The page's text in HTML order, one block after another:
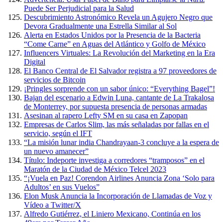
Puede Ser Perjudicial para la Salud
Descubrimiento Astronómico Revela un Agujero Negro que
Devora Gradualmente una Estrella Similar al Sol
Alerta en Estados Unidos por la Presencia de la Bacteria
“Come Carne” en Aguas del Atlántico y Golfo de México
Influencers Virtuales: La Revolución del Marketing en la Era
Digital
El Banco Central de El Salvador registra a 97 proveedores de
servicios de Bitcoin
¡Pringles sorprende con un sabor único: “Everything Bagel”!
Bajan del escenario a Edwin Luna, cantante de La Trakalosa
de Monterrey, por supuesta presencia de personas armadas
Asesinan al rapero Lefty SM en su casa en Zapopan
Empresas de Carlos Slim, las más señaladas por fallas en el
servicio, según el IFT
“La misión lunar india Chandrayaan-3 concluye a la espera de
un nuevo amanecer”
Título: Indeporte investiga a corredores “tramposos” en el
Maratón de la Ciudad de México Telcel 2023
“¡Vuela en Paz! Corendon Airlines Anuncia Zona ‘Solo para
Adultos’ en sus Vuelos”
Elon Musk Anuncia la Incorporación de Llamadas de Voz y
Vídeo a Twitter/X
Alfredo Gutiérrez, el Liniero Mexicano, Continúa en los